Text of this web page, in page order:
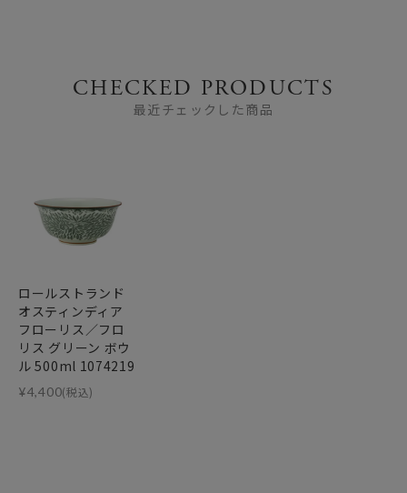
CHECKED PRODUCTS
最近チェックした商品
ロールストランド
オスティンディア
フローリス／フロ
リス グリーン ボウ
ル 500ml 1074219
¥4,400(税込)